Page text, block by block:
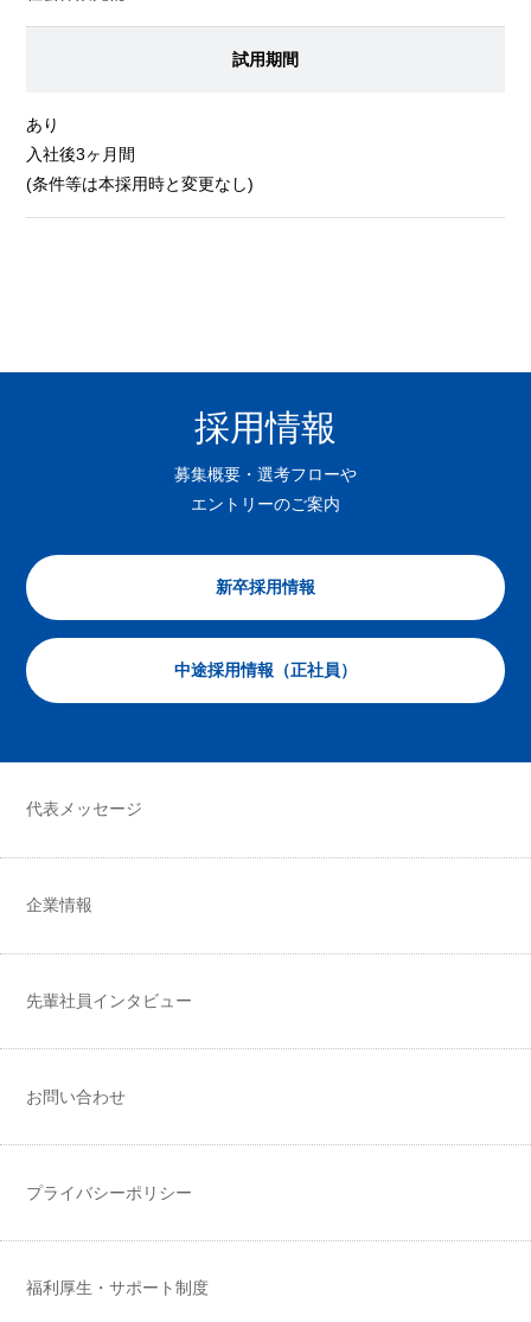
試用期間
あり
入社後3ヶ月間
(条件等は本採用時と変更なし)
採用情報
募集概要・選考フローや
エントリーのご案内
新卒採用情報
中途採用情報（正社員）
代表メッセージ
企業情報
先輩社員インタビュー
お問い合わせ
プライバシーポリシー
福利厚生・サポート制度